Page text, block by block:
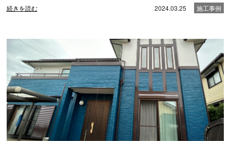
続きを読む 2024.03.25 施工事例